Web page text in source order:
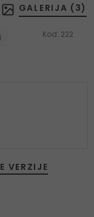
GALERIJA ( 3)
Kod: 222
VERZIJE